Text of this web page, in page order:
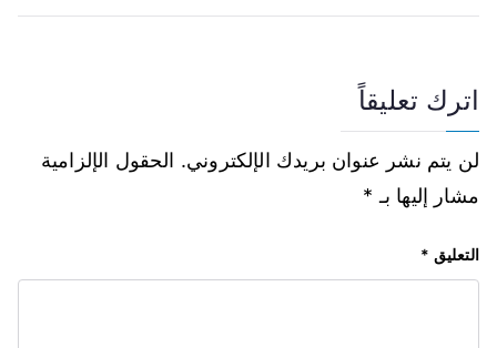
اترك تعليقاً
لن يتم نشر عنوان بريدك الإلكتروني. الحقول الإلزامية
مشار إليها بـ *
التعليق *